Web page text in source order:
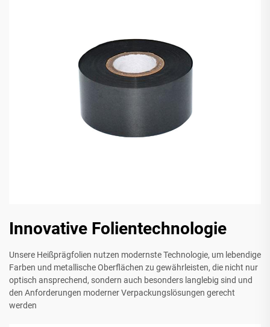
Innovative Folientechnologie
Unsere Heißprägfolien nutzen modernste Technologie, um lebendige
Farben und metallische Oberflächen zu gewährleisten, die nicht nur
optisch ansprechend, sondern auch besonders langlebig sind und
den Anforderungen moderner Verpackungslösungen gerecht
werden